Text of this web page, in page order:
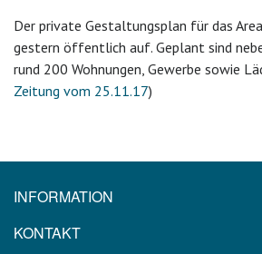
Der private Gestaltungsplan für das
gestern öffentlich auf. Geplant sind
rund 200 Wohnungen, Gewerbe sowie
Zeitung vom 25.11.17)
INFORMATION
KONTAKT